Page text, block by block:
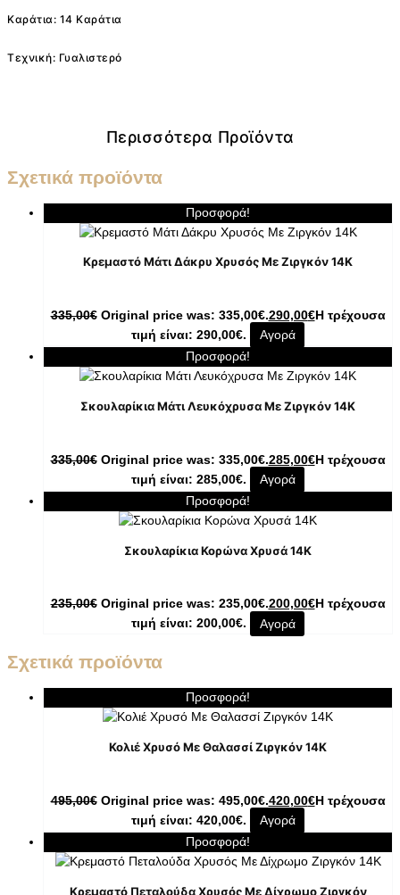
Καράτια: 14 Καράτια
Τεχνική: Γυαλιστερό
Περισσότερα Προϊόντα
Σχετικά προϊόντα
Προσφορά!
Κρεμαστό Μάτι Δάκρυ Χρυσός Με Ζιργκόν 14K
335,00€ Original price was: 335,00€.290,00€Η τρέχουσα
τιμή είναι: 290,00€.
Αγορά
Προσφορά!
Σκουλαρίκια Μάτι Λευκόχρυσα Με Ζιργκόν 14K
335,00€ Original price was: 335,00€.285,00€Η τρέχουσα
τιμή είναι: 285,00€.
Αγορά
Προσφορά!
Σκουλαρίκια Κορώνα Χρυσά 14K
235,00€ Original price was: 235,00€.200,00€Η τρέχουσα
τιμή είναι: 200,00€.
Αγορά
Σχετικά προϊόντα
Προσφορά!
Κολιέ Χρυσό Με Θαλασσί Ζιργκόν 14K
495,00€ Original price was: 495,00€.420,00€Η τρέχουσα
τιμή είναι: 420,00€.
Αγορά
Προσφορά!
Κρεμαστό Πεταλούδα Χρυσός Με Δίχρωμο Ζιργκόν